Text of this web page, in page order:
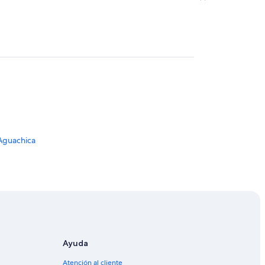
Ayuda
Atención al cliente